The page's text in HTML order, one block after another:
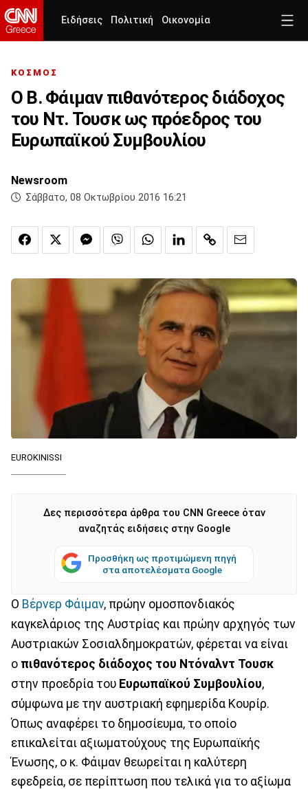
Ειδήσεις Πολιτική Οικονομία
ΚΟΣΜΟΣ
Ο Β. Φάιμαν πιθανότερος διάδοχος
του Ντ. Τουσκ ως πρόεδρος του
Ευρωπαϊκού Συμβουλίου
Newsroom
Σάββατο, 08 Οκτωβρίου 2016 16:21
EUROKINISSI
Δες περισσότερα άρθρα του CNN Greece όταν
αναζητάς ειδήσεις στην Google
Προσθήκη ως προτιμώμενη πηγή
στα αποτελέσματα Google
Ο Βέρνερ Φάιμαν, πρώην ομοσπονδιακός
καγκελάριος της Αυστρίας και πρώην αρχηγός των
Αυστριακών Σοσιαλδημοκρατών, φέρεται να είναι
ο πιθανότερος διάδοχος του Ντόναλντ Τουσκ
στην προεδρία του Ευρωπαϊκού Συμβουλίου,
σύμφωνα με την αυστριακή εφημερίδα Κουρίρ.
Όπως αναφέρει το δημοσίευμα, το οποίο
επικαλείται αξιωματούχους της Ευρωπαϊκής
Ένωσης, ο κ. Φάιμαν θεωρείται η καλύτερη
εφεδρεία, σε περίπτωση που τελικά για το αξίωμα